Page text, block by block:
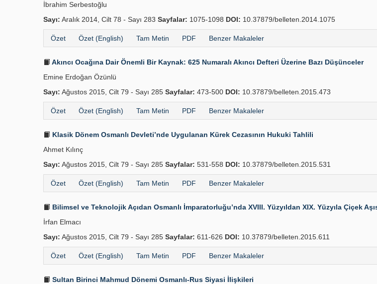
İbrahim Serbestoğlu
Sayı: Aralık 2014, Cilt 78 - Sayı 283 Sayfalar: 1075-1098 DOI: 10.37879/belleten.2014.1075
Özet Özet (English) Tam Metin PDF Benzer Makaleler
Akıncı Ocağına Dair Önemli Bir Kaynak: 625 Numaralı Akıncı Defteri Üzerine Bazı Düşünceler
Emine Erdoğan Özünlü
Sayı: Ağustos 2015, Cilt 79 - Sayı 285 Sayfalar: 473-500 DOI: 10.37879/belleten.2015.473
Özet Özet (English) Tam Metin PDF Benzer Makaleler
Klasik Dönem Osmanlı Devleti’nde Uygulanan Kürek Cezasının Hukuki Tahlili
Ahmet Kılınç
Sayı: Ağustos 2015, Cilt 79 - Sayı 285 Sayfalar: 531-558 DOI: 10.37879/belleten.2015.531
Özet Özet (English) Tam Metin PDF Benzer Makaleler
Bilimsel ve Teknolojik Açıdan Osmanlı İmparatorluğu’nda XVIII. Yüzyıldan XIX. Yüzyıla Çiçek
İrfan Elmacı
Sayı: Ağustos 2015, Cilt 79 - Sayı 285 Sayfalar: 611-626 DOI: 10.37879/belleten.2015.611
Özet Özet (English) Tam Metin PDF Benzer Makaleler
Sultan Birinci Mahmud Dönemi Osmanlı-Rus Siyasi İlişkileri